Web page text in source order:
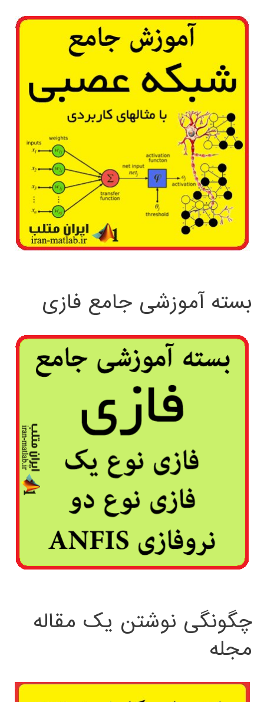
بسته آموزشی جامع فازی
چگونگی نوشتن یک مقاله
مجله